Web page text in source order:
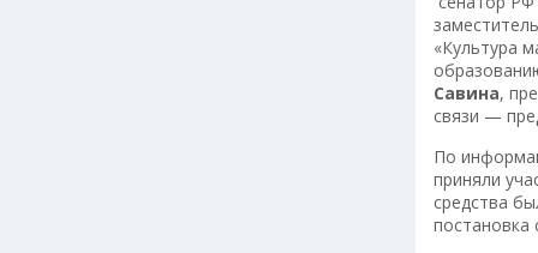
«Культура
Савина,
связи —
По
приняли
средства
постановка